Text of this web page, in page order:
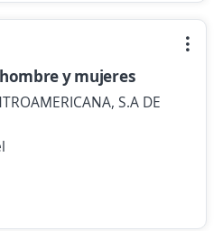
y mujeres
S.A DE